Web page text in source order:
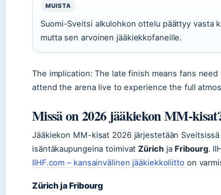
MUISTA
Suomi-Sveitsi alkulohkon ottelu päättyy vasta
mutta sen arvoinen jääkiekkofaneille.
The implication: The late finish means fans
attend the arena live to experience the full
Missä on 2026 jääkiekon MM-
Jääkiekon MM-kisat 2026 järjestetään
isäntäkaupungeina toimivatZürichja Fribourg.
IIHF.com – kansainvälinen jääkiekkoliitto on
Zürich ja Fribourg